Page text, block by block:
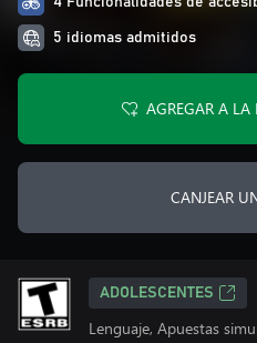
5 idiomas admitidos
AGREGAR A LA
CANJEAR
ADOLESCENTES
Lenguaje, Apuestas